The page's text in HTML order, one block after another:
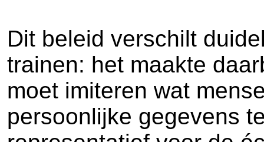
Dit beleid verschilt
trainen: het maakte
moet imiteren wat
persoonlijke gegevens